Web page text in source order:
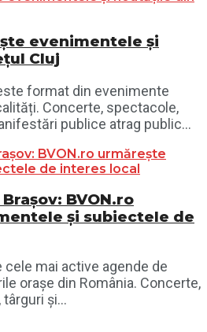
evenimentele și
Cluj
format din evenimente
Concerte, spectacole,
publice atrag public...
BVON.ro
și subiectele de
cele mai active agende de
orașe din România. Concerte,
și...